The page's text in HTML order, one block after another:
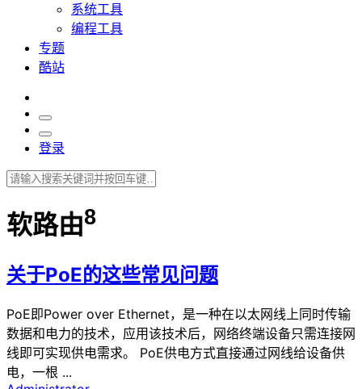
系统工具
编程工具
专题
酷站
登录
软路由8
关于PoE的这些常见问题
PoE即Power over Ethernet，是一种在以太网线上同时传输
数据和电力的技术，应用该技术后，网络终端设备只需连接网
线即可实现供电需求。 PoE供电方式直接通过网线给设备供
电，一根 ...